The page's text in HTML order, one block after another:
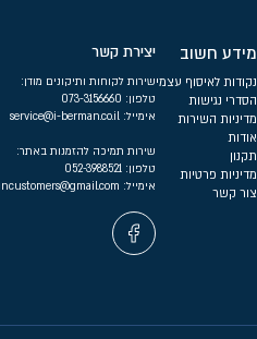
מידע חשוב
נקודות לאיסוף עצמי
הסדרי נגישות
מדיניות השירות
אודות
תקנון
מדיניות פרטיות
צור קשר
יצירת קשר
שירות לקוחות ותיקונים מודן:
טלפון:
אימייל:
שירות תמיכה להזמנות באתר:
טלפון:
אימייל: